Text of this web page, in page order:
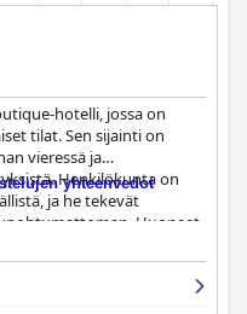
hotelli, jossa on
tilat. Sen sijainti on
vieressä ja
Henkilökunta on
ja he tekevät
Huoneet
mitä voit toivoa.
ja arvostelut
ja ihanaa kokemusta.
yhteenvedot